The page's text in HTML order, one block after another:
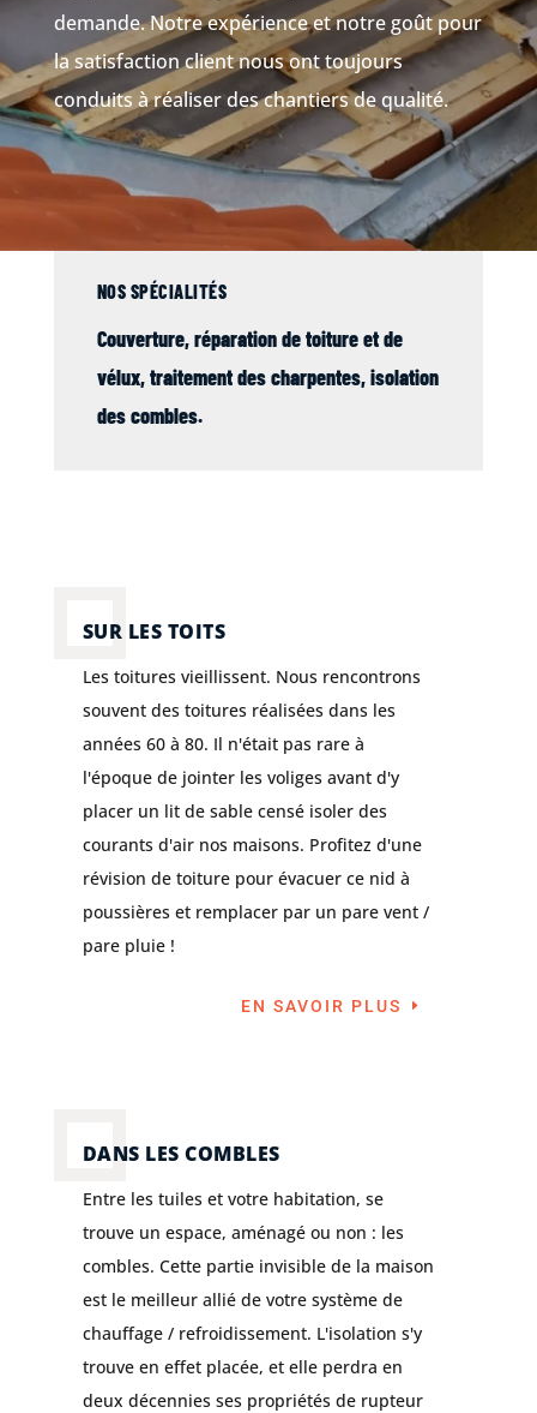
demande. Notre expérience et notre goût pour
la satisfaction client nous ont toujours
conduits à réaliser des chantiers de qualité.
NOS SPÉCIALITÉS
Couverture, réparation detoitureet de
vélux,traitement des charpentes,isolation
des combles.
SUR LES TOITS
Les toitures vieillissent. Nous rencontrons
souvent des toitures réalisées dans les
années 60 à 80. Il n'était pas rare à
l'époque de jointer les voliges avant d'y
placer un lit de sable censé isoler des
courants d'air nos maisons. Profitez d'une
révision de toiture pour évacuer ce nid à
poussières et remplacer par un pare vent /
pare pluie !
EN SAVOIR PLUS
DANS LES COMBLES
Entre les tuiles et votre habitation, se
trouve un espace, aménagé ou non : les
combles. Cette partie invisible de la maison
est le meilleur allié de votre système de
chauffage / refroidissement. L'isolation s'y
trouve en effet placée, et elle perdra en
deux décennies ses propriétés de rupteur